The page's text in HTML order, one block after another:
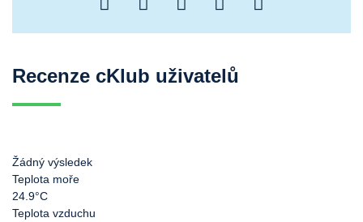
Recenze cKlub uživatelů
Žádný výsledek
Teplota moře
24.9°C
Teplota vzduchu